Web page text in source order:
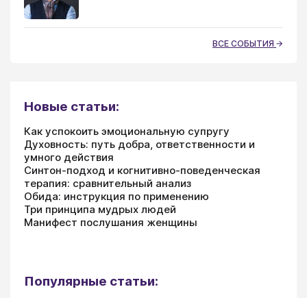
ВСЕ СОБЫТИЯ
Новые статьи:
Как успокоить эмоциональную супругу
Духовность: путь добра, ответственности и
умного действия
Синтон-подход и когнитивно-поведенческая
терапия: сравнительный анализ
Обида: инструкция по применению
Три принципа мудрых людей
Манифест послушания женщины
Популярные статьи: